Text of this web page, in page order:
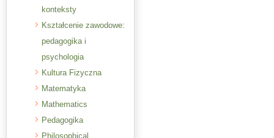
konteksty
Kształcenie zawodowe:
pedagogika i
psychologia
Kultura Fizyczna
Matematyka
Mathematics
Pedagogika
Philosophical